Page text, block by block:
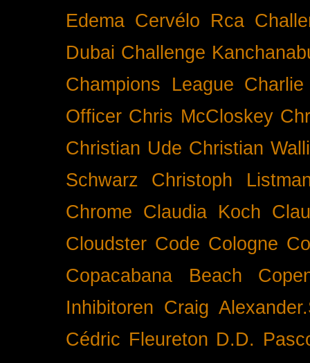
Edema Cervélo Rca
Dubai Challenge
Champions League
Officer Chris McCloskey
Christian Ude Christian
Schwarz
Christoph
Chrome Claudia Koch
Cloudster Code Cologne
Copacabana Beach
Inhibitoren Craig
Cédric Fleureton D.D.